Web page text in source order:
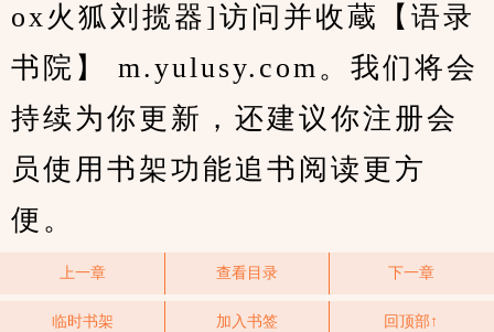
ox火狐刘揽器]访问并收蔵【语录
书院】 m.yulusy.com。我们将会
持续为你更新，还建议你注册会
员使用书架功能追书阅读更方
便。
上一章 查看目录 下一章
临时书架 加入书签 回顶部↑